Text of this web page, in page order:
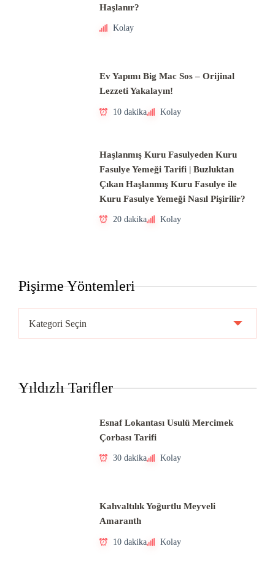
Haşlanır?
Kolay
Ev Yapımı Big Mac Sos – Orijinal
Lezzeti Yakalayın!
10 dakika Kolay
Haşlanmış Kuru Fasulyeden Kuru
Fasulye Yemeği Tarifi | Buzluktan
Çıkan Haşlanmış Kuru Fasulye ile
Kuru Fasulye Yemeği Nasıl Pişirilir?
20 dakika Kolay
Pişirme Yöntemleri
Yöntemleri
Yıldızlı Tarifler
Esnaf Lokantası Usulü Mercimek
Çorbası Tarifi
30 dakika Kolay
Kahvaltılık Yoğurtlu Meyveli
Amaranth
10 dakika Kolay